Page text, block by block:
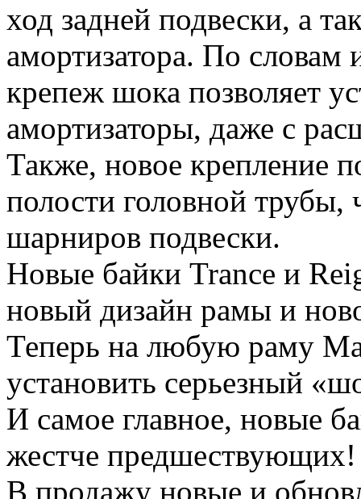
ход задней подвески, а
амортизатора. По
крепеж шока позволяет
амортизаторы, даже с
Также, новое крепление
полости головной трубы,
шарниров подвески.
Новые байки Trance и
новый дизайн рамы и
Теперь на любую раму
установить серьезный
И самое главное, новые
жестче предшествующих!
В продажу новые и